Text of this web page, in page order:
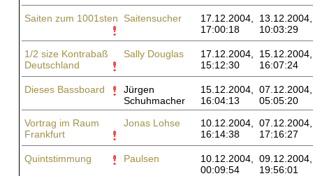
Saiten zum 1001sten Saitensucher
17.12.2004,
17:00:18
13.12.2004,
10:03:29
1/2 size Kontrabaß
Deutschland
Sally Douglas
17.12.2004,
15:12:30
15.12.2004,
16:07:24
Dieses Bassboard
Jürgen
Schuhmacher
15.12.2004,
16:04:13
07.12.2004,
05:05:20
Vortrag im Raum
Frankfurt
Jonas Lohse
10.12.2004,
16:14:38
07.12.2004,
17:16:27
Quintstimmung Paulsen
10.12.2004,
00:09:54
09.12.2004,
19:56:01